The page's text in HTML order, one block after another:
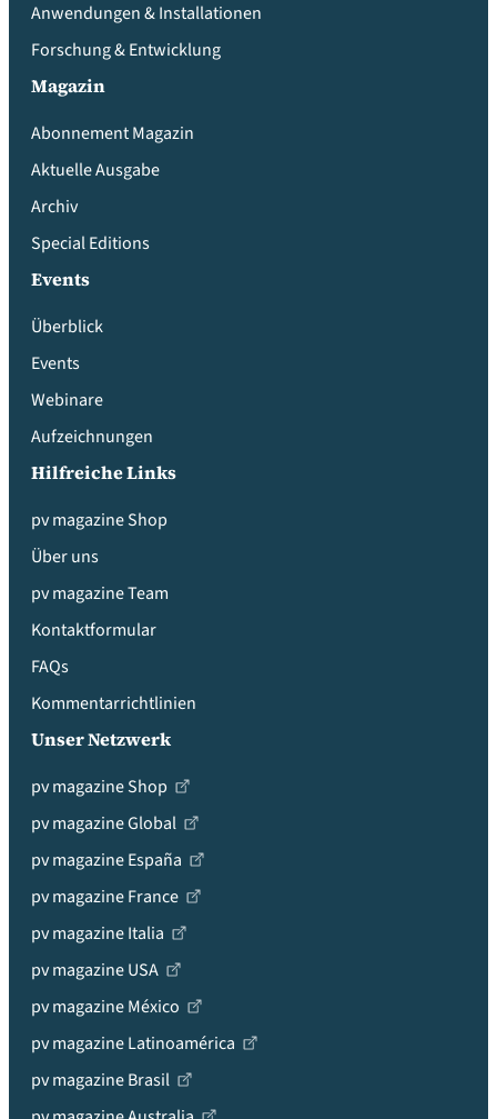
Anwendungen & Installationen
Forschung & Entwicklung
Magazin
Abonnement Magazin
Aktuelle Ausgabe
Archiv
Special Editions
Events
Überblick
Events
Webinare
Aufzeichnungen
Hilfreiche Links
pv magazine Shop
Über uns
pv magazine Team
Kontaktformular
FAQs
Kommentarrichtlinien
Unser Netzwerk
pv magazine Shop
pv magazine Global
pv magazine España
pv magazine France
pv magazine Italia
pv magazine USA
pv magazine México
pv magazine Latinoamérica
pv magazine Brasil